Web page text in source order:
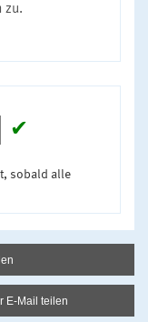
zu.
✔
sobald alle
E-Mail teilen